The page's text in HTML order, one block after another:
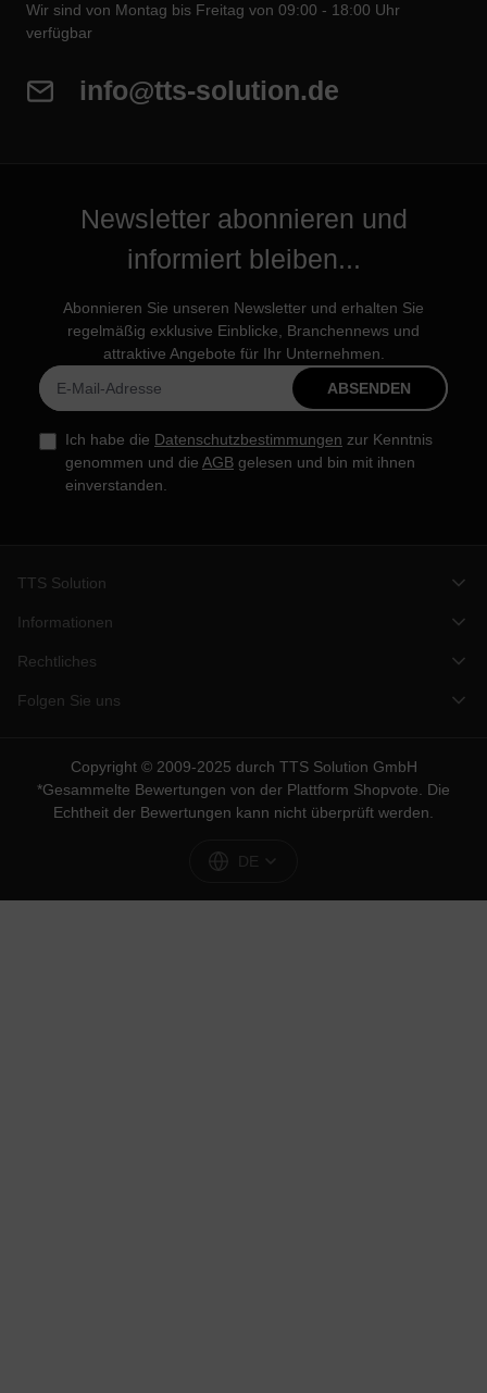
Wir sind von Montag bis Freitag von 09:00 - 18:00 Uhr
verfügbar
info@tts-solution.de
Newsletter abonnieren und
informiert bleiben...
Abonnieren Sie unseren Newsletter und erhalten Sie
regelmäßig exklusive Einblicke, Branchennews und
attraktive Angebote für Ihr Unternehmen.
ABSENDEN
Ich habe die Datenschutzbestimmungen zur Kenntnis
genommen und die AGB gelesen und bin mit ihnen
einverstanden.
TTS Solution
Informationen
Rechtliches
Folgen Sie uns
Copyright © 2009-2025 durch TTS Solution GmbH
*Gesammelte Bewertungen von der Plattform Shopvote. Die
Echtheit der Bewertungen kann nicht überprüft werden.
DE